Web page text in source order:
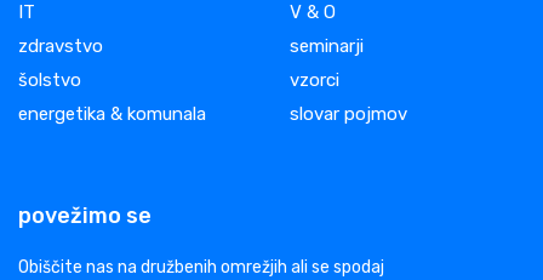
IT
zdravstvo
šolstvo
energetika & komunala
V & O
seminarji
vzorci
slovar pojmov
povežimo se
Obiščite nas na družbenih omrežjih ali se spodaj